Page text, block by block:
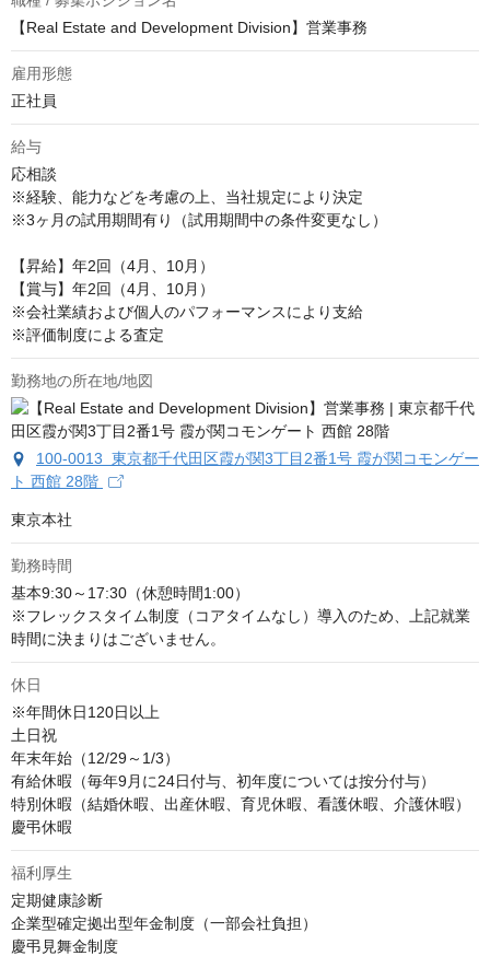
【Real Estate and Development Division】営業事務
雇用形態
正社員
給与
応相談
※経験、能力などを考慮の上、当社規定により決定
※3ヶ月の試用期間有り（試用期間中の条件変更なし）
【昇給】年2回（4月、10月）
【賞与】年2回（4月、10月）
※会社業績および個人のパフォーマンスにより支給
※評価制度による査定
勤務地の所在地/地図
100-0013 東京都千代田区霞が関3丁目2番1号 霞が関コモンゲー
ト 西館 28階
東京本社
勤務時間
基本9:30～17:30（休憩時間1:00）
※フレックスタイム制度（コアタイムなし）導入のため、上記就業
時間に決まりはございません。
休日
※年間休日120日以上
土日祝
年末年始（12/29～1/3）
有給休暇（毎年9月に24日付与、初年度については按分付与）
特別休暇（結婚休暇、出産休暇、育児休暇、看護休暇、介護休暇）
慶弔休暇
福利厚生
定期健康診断
企業型確定拠出型年金制度（一部会社負担）
慶弔見舞金制度